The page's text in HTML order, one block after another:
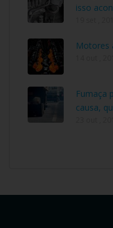
isso
Motores
Fumaça
causa,